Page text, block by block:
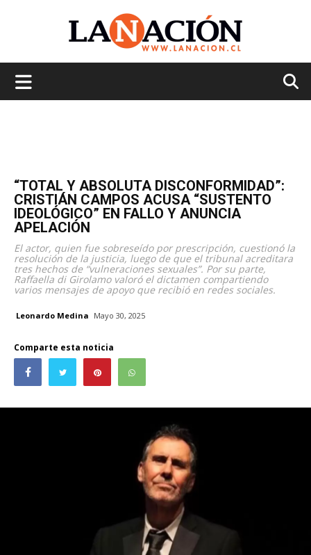
“TOTAL Y ABSOLUTA DISCONFORMIDAD”:
CRISTIÁN CAMPOS ACUSA “SUSTENTO
IDEOLÓGICO” EN FALLO Y ANUNCIA
APELACIÓN
El actor, quien fue sobreseído por prescripción, cuestionó la
resolución de la justicia, luego de que el tribunal acreditara
tres hechos de “vulneraciones sexuales”. Por su parte,
Raffaella di Girolamo valoró el dictamen compartiendo
varios mensajes de apoyo que recibió en redes sociales.
Leonardo Medina Mayo 30, 2025
Comparte esta noticia